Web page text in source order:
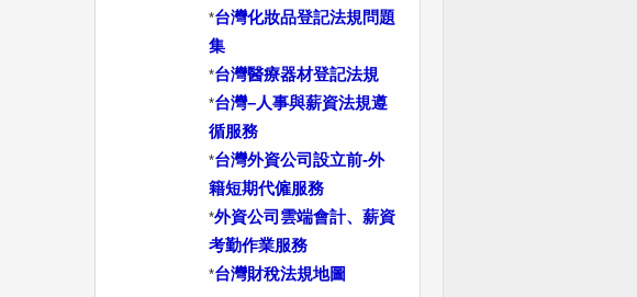
*台灣化妝品登記法規問題
集
*台灣醫療器材登記法規
*台灣–人事與薪資法規遵
循服務
*台灣外資公司設立前-外
籍短期代僱服務
*外資公司雲端會計、薪資
考勤作業服務
*台灣財稅法規地圖